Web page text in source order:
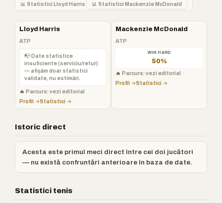
📊 Statistici Lloyd Harris 📊 Statistici Mackenzie McDonald
Lloyd Harris
ATP
📭 Date statistice
insuficiente (serviciu/retur)
— afișăm doar statistici
validate, nu estimări.
🔥 Parcurs: vezi editorial
Profil →Statistici →
Mackenzie McDonald
ATP
WIN HARD
50%
🔥 Parcurs: vezi editorial
Profil →Statistici →
Istoric direct
Acesta este primul meci direct între cei doi jucători
— nu există confruntări anterioare în baza de date.
Statistici tenis